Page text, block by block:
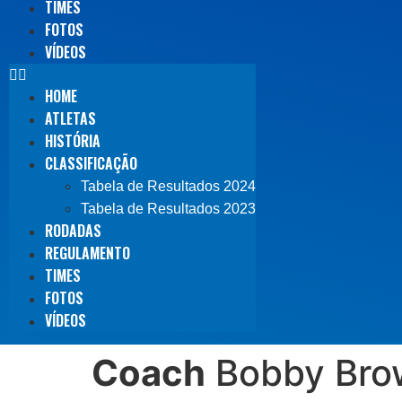
TIMES
FOTOS
VÍDEOS
HOME
ATLETAS
HISTÓRIA
CLASSIFICAÇÃO
Tabela de Resultados 2024
Tabela de Resultados 2023
RODADAS
REGULAMENTO
TIMES
FOTOS
VÍDEOS
Coach Bobby